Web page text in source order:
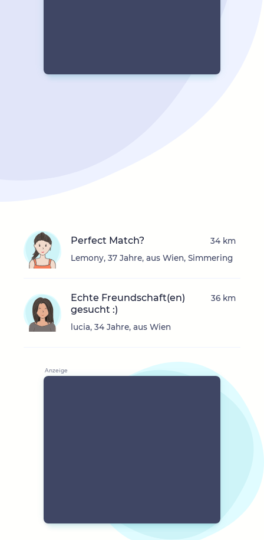
Perfect Match?
Lemony, 37 Jahre, aus Wien, Simmering
34 km
Echte Freundschaft(en)
gesucht :)
lucia, 34 Jahre, aus Wien
36 km